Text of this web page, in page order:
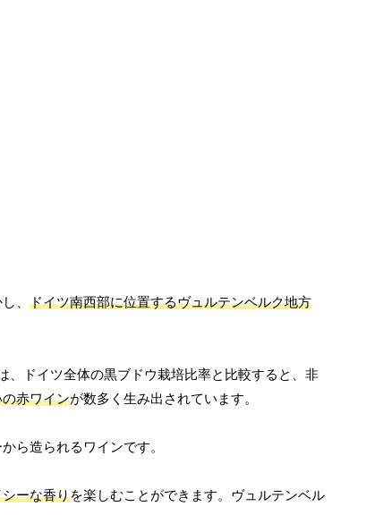
、 ドイツ南西部に位置するヴュルテンベルク地方
、ドイツ全体の黒ブドウ栽培比率と比較すると、非
赤ワインが数多く生み出されています。
ら造られるワインです。
ーな香りを楽しむことができます。ヴュルテンベル